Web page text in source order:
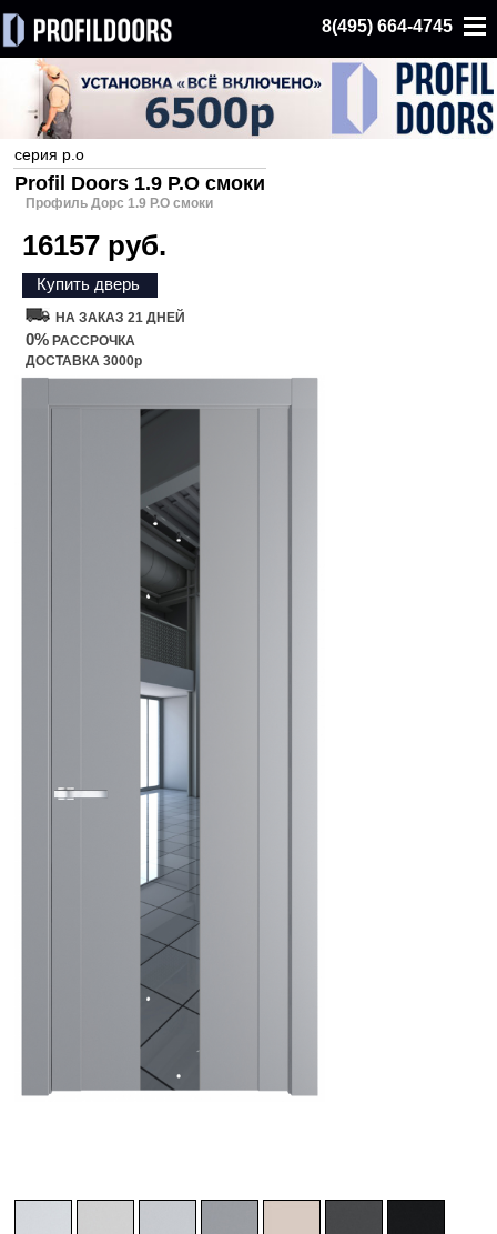
8(495) 664-4745
серия p.o
Profil Doors 1.9 P.O смоки
Профиль Дорс 1.9 P.O смоки
16157 руб.
Купить дверь
НА ЗАКАЗ 21 ДНЕЙ
0% РАССРОЧКА
ДОСТАВКА 3000р